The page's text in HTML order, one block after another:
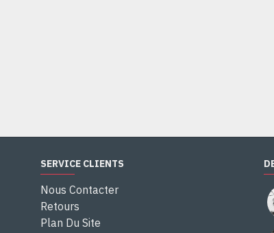
SERVICE CLIENTS
Nous Contacter
Retours
Plan Du Site